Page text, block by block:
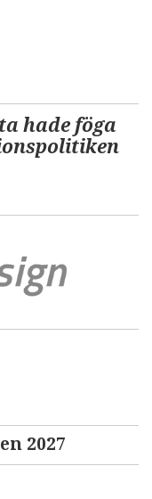
hade föga
2027